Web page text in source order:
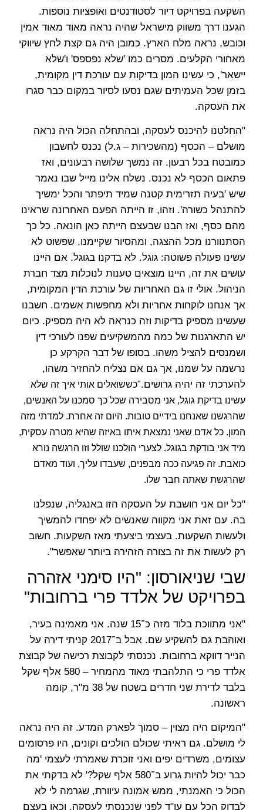
השקעה בפרויקט דיור לסטודנטים ואופציות נוספות.
הגענו דרך משווק מישראל שהיה נראה מאוד מאוד אמין
וכובש, נראה מלח הארץ. כמובן היה גם קצת לחץ שיווקי
מאחורי הקלעים. מסרים כמו 'שלא נפספס' ו'שלא
יישאר', כי עשינו המון בדיקות עם עורכת דין מקומית,
בזמן שכל העמיתים שגם נסעו לסיור במקום כבר סגרו
את העסקה.
"החלטנו להיכנס לעסקה, ובהתחלה הכול היה נראה
מושלם – הכסף (מהשכירות – ג.ל) נכנס לחשבון
כמובטח בכל רבעון. זה נמשך שלושה רבעונים, ואז
פתאום הכסף לא נכנס. נשלח אלינו מייל שבו נאמר
שיש 'בעיה תזרימית קטנה שמיד תיפתר והכל ימשיך
להתנהל כשורה'. וזהו, זו הייתה הפעם האחרונה שראינו
מהם כסף, ואז הבנו שבעצם הייתה כאן הונאה. כל כך
הסתנוורנו מכל ההצגה, ומהסיור שקיימנו, שפשוט לא
עשינו פעולה פשוטה: גוגל. לא בדקנו בגוגל. אם היינו
עושים את זה, היינו מוצאים טענות לנוכלות מצד חברת
הניהול. אולי זו גם האחריות של עורכת הדין המקומית,
אך אנחנו לוקחות אחריות ולא מחפשות אשמים. חשבנו
שעשינו מספיק בדיקות וזה כנראה לא היה מספיק. כיום
יש התארגנות של כמה מהמשקיעים שפנו לעורכי דין
ושמנסים להציל משהו. בסופו של דבר הקרקע כן
נרשמה על שמנו, אך גם אם נצליח להחזיר משהו,
להערכתי זה יהיה גרושים."כששואלים אותי איך זה שלא
עשינו בדיקת גוגל, אני מסבירה שכל כך סמכנו על האנשים,
שהרגשנו שאנחנו בידיים טובות. היום זה אחרת. למדתי מזה
המון. כל אדם שאני נמצאת איתו באיזה שהיא מטרה עסקית,
מיד אני בודקת בגוגל. לצערי הולכנו שולל וזו הרגשה נורא
כואבת. זה פגיעה ככה מבפנים, שעבדו עליך, ועוד מאדם
שהרגשת שאתה חבר שלו.
"כל יום אני חושבת על העסקה הזו באנגליה, שנפלנו
בה. עם זאת אני מקווה שאנשים לא יפחדו להמשיך
ולעשות השקעות. בעצמי ביצעתי מאז השקעות. חשוב
רק לעשות את זה בצורה הזהירה ביותר שאפשר".
שבי שניאורסון: "היו סימני אזהרה
בפרויקט של אלדד פרי ברחובות"
"אני מתווכת בלוד מזה כ־15 שנה. אני מאמינה בעיר,
ואוהבת גם להשקיע שם. אבל ב־2017 קניתי דירה על
הנייר דווקא ברחובות. נכנסתי לקבוצת רכישה של קבוצת
אלדד פרי כי התלהבתי מאוד מהמחיר – 580 אלף שקל
בלבד לדירת שני חדרים בשטח של 38 מ"ר, קומה
ראשונה.
"המיקום היה מצוין – סמוך לפארק המדע. זה היה נראה
לי מושלם. גם ראיתי שכולם הולכים וקונים, היו פרסומים
עצומים, משרדים יפים ואני זוכרת שאמרתי לעצמי 'מה
כבר יכול להיות גרוע ב־580 אלף שקל?' לא בדקתי את
הכול כי האמנתי, ממש אמונה עיוורת, שגרמה לי לא
לבדוק הכל עם עו"ד לפני שנכנסתי לעסקה, וכאן בעצם